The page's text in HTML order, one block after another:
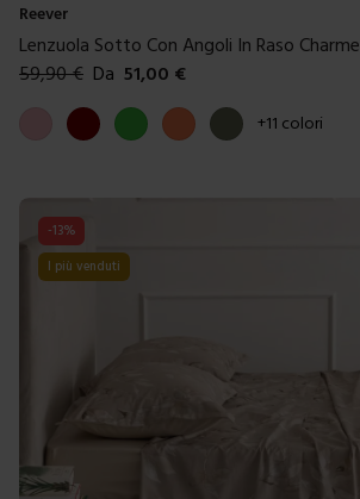
Reever
Lenzuola Sotto Con Angoli In Raso Charme
59,90€ Da 51,00 €
Colori disponibili
BordeauxVerde CoralloVerde muschio
+11 colori
-13%
I più venduti